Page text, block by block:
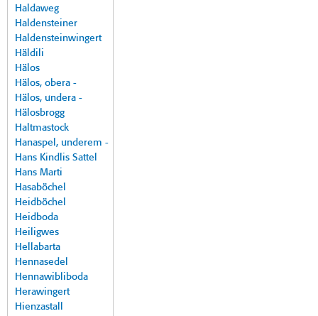
Haldaweg
Haldensteiner
Haldensteinwingert
Häldili
Hälos
Hälos, obera -
Hälos, undera -
Hälosbrogg
Haltmastock
Hanaspel, underem -
Hans Kindlis Sattel
Hans Marti
Hasaböchel
Heidböchel
Heidboda
Heiligwes
Hellabarta
Hennasedel
Hennawibliboda
Herawingert
Hienzastall